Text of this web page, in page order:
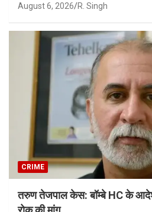
August 6, 2026 R. Singh
CRIME
तरुण तेजपाल केस: बॉम्बे HC के